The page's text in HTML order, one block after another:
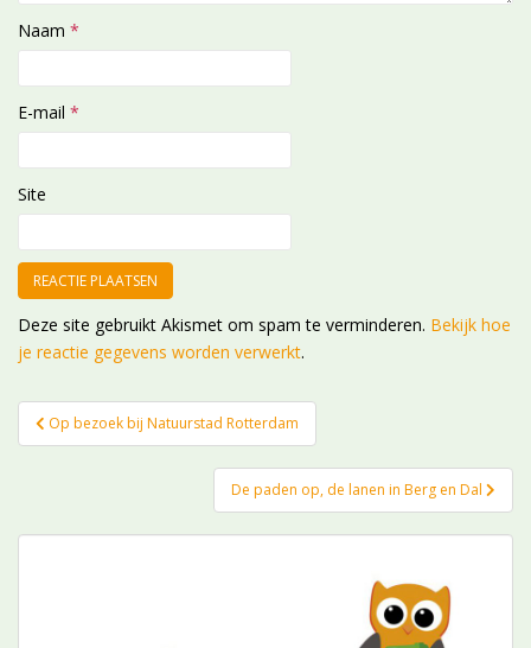
Naam *
E-mail *
Site
Deze site gebruikt Akismet om spam te verminderen. Bekijk hoe
je reactie gegevens worden verwerkt.
Bericht
navigatie
Op bezoek bij Natuurstad Rotterdam
De paden op, de lanen in Berg en Dal